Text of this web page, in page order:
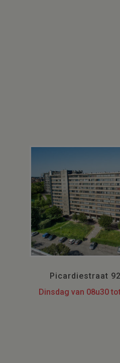
Picardiestraat
Dinsdag van 08u30